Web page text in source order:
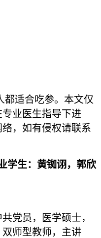
适合吃参。本文仅
业医生指导下进
，如有侵权请联系
学生：黄铷诩，郭欣
党员，医学硕士，
师型教师，主讲